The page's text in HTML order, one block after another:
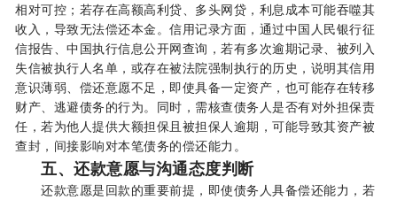
相对可控；若存在高额高利贷、多头网贷，利息成本可能吞噬其
收入，导致无法偿还本金。信用记录方面，通过中国人民银行征
信报告、中国执行信息公开网查询，若有多次逾期记录、被列入
失信被执行人名单，或存在被法院强制执行的历史，说明其信用
意识薄弱、偿还意愿不足，即使具备一定资产，也可能存在转移
财产、逃避债务的行为。同时，需核查债务人是否有对外担保责
任，若为他人提供大额担保且被担保人逾期，可能导致其资产被
查封，间接影响对本笔债务的偿还能力。
五、还款意愿与沟通态度判断
还款意愿是回款的重要前提，即使债务人具备偿还能力，若